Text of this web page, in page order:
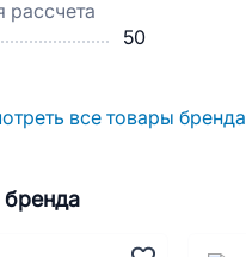
рассчета
50
все товары бренда
бренда